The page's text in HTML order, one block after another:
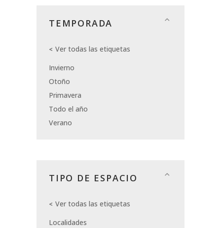
TEMPORADA
Ver todas las etiquetas
Invierno
Otoño
Primavera
Todo el año
Verano
TIPO DE ESPACIO
Ver todas las etiquetas
Localidades